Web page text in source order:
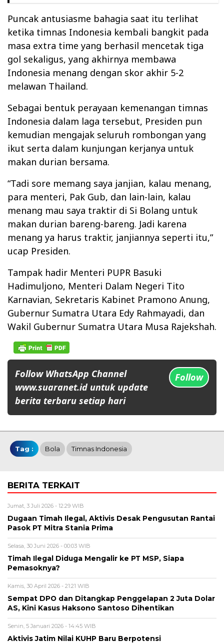
Puncak antusiasme bahagia saat itu terlihat
ketika timnas Indonesia kembali bangkit pada
masa extra time yang berhasil mencetak tiga
gol sekaligus, yang akhirnya membawa
Indonesia menang dengan skor akhir 5-2
melawan Thailand.
Sebagai bentuk perayaan kemenangan timnas
Indonesia dalam laga tersebut, Presiden pun
kemudian mengajak seluruh rombongan yang
ikut serta dalam kunjungan kerjanya untuk
makan durian bersama.
“Tadi sore memang saya janjian, kalau menang,
para menteri, Pak Gub, dan lain-lain, kalau
menang mau saya traktir di Si Bolang untuk
makan durian bareng-bareng. Jadi karena
menang ya harus traktir, janjiannya seperti itu,”
ucap Presiden.
Tampak hadir Menteri PUPR Basuki
Hadimuljono, Menteri Dalam Negeri Tito
Karnavian, Sekretaris Kabinet Pramono Anung,
Gubernur Sumatra Utara Edy Rahmayadi, dan
Wakil Gubernur Sumatra Utara Musa Rajekshah.
Follow WhatsApp Channel
www.suaranet.id untuk update
berita terbaru setiap hari
Follow
Tag : Bola Timnas Indonesia
BERITA TERKAIT
Jumat, 3 Juli 2026 - 12:29 WIB
Dugaan Timah Ilegal, Aktivis Desak Pengusutan Rantai
Pasok PT Mitra Stania Prima
Selasa, 30 Juni 2026 - 00:03 WIB
Timah Ilegal Diduga Mengalir ke PT MSP, Siapa
Pemasoknya?
Kamis, 30 April 2026 - 21:21 WIB
Sempat DPO dan Ditangkap Penggelapan 2 Juta Dolar
AS, Kini Kasus Haksono Santoso Dihentikan
Senin, 5 Januari 2026 - 14:45 WIB
Aktivis Jatim Nilai KUHP Baru Berpotensi